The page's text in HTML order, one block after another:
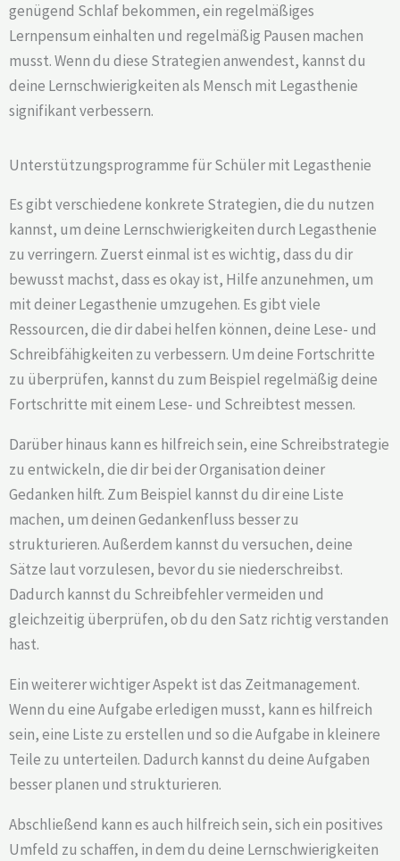
genügend Schlaf bekommen, ein regelmäßiges
Lernpensum einhalten und regelmäßig Pausen machen
musst. Wenn du diese Strategien anwendest, kannst du
deine Lernschwierigkeiten als Mensch mit Legasthenie
signifikant verbessern.
Unterstützungsprogramme für Schüler mit Legasthenie
Es gibt verschiedene konkrete Strategien, die du nutzen
kannst, um deine Lernschwierigkeiten durch Legasthenie
zu verringern. Zuerst einmal ist es wichtig, dass du dir
bewusst machst, dass es okay ist, Hilfe anzunehmen, um
mit deiner Legasthenie umzugehen. Es gibt viele
Ressourcen, die dir dabei helfen können, deine Lese- und
Schreibfähigkeiten zu verbessern. Um deine Fortschritte
zu überprüfen, kannst du zum Beispiel regelmäßig deine
Fortschritte mit einem Lese- und Schreibtest messen.
Darüber hinaus kann es hilfreich sein, eine Schreibstrategie
zu entwickeln, die dir bei der Organisation deiner
Gedanken hilft. Zum Beispiel kannst du dir eine Liste
machen, um deinen Gedankenfluss besser zu
strukturieren. Außerdem kannst du versuchen, deine
Sätze laut vorzulesen, bevor du sie niederschreibst.
Dadurch kannst du Schreibfehler vermeiden und
gleichzeitig überprüfen, ob du den Satz richtig verstanden
hast.
Ein weiterer wichtiger Aspekt ist das Zeitmanagement.
Wenn du eine Aufgabe erledigen musst, kann es hilfreich
sein, eine Liste zu erstellen und so die Aufgabe in kleinere
Teile zu unterteilen. Dadurch kannst du deine Aufgaben
besser planen und strukturieren.
Abschließend kann es auch hilfreich sein, sich ein positives
Umfeld zu schaffen, in dem du deine Lernschwierigkeiten